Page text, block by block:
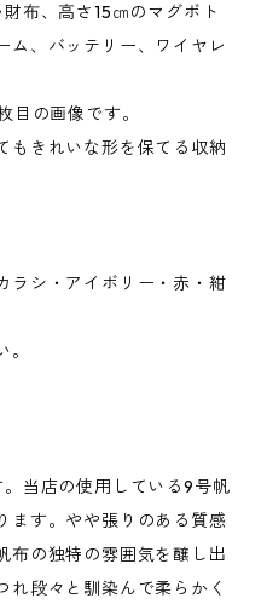
布、高さ15㎝のマグボト
ム、バッテリー、ワイヤレ
目の画像です。
もきれいな形を保てる収納
ラシ・アイボリー・赤・紺
当店の使用している9号帆
ます。やや張りのある質感
布の独特の雰囲気を醸し出
れ段々と馴染んで柔らかく